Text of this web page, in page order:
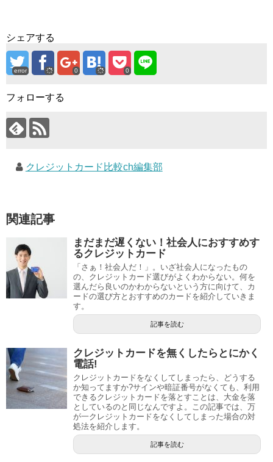
シェアする
error 0 0
フォローする
クレジットカード比較ch編集部
関連記事
まだまだ遅くない！社会人におすすめす
るクレジットカード
「さぁ！社会人だ！」。いざ社会人になったもの
の、クレジットカード選びがよくわからない。何を
選んだら良いのかわからないという方に向けて、カ
ードの選び方とおすすめのカードを紹介していきま
す。
記事を読む
クレジットカードを無くしたらとにかく
電話!
クレジットカードをなくしてしまったら、どうする
か知ってますか?サインや暗証番号がなくても、利用
できるクレジットカードを落とすことは、大金を落
としているのと同じなんですよ。この記事では、万
が一クレジットカードをなくしてしまった場合の対
処法を紹介します。
記事を読む